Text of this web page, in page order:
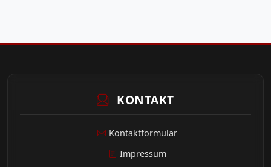
KONTAKT
Kontaktformular
Impressum